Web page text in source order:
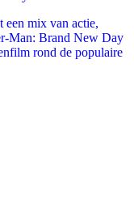
een mix van actie,
Man: Brand New Day
rond de populaire